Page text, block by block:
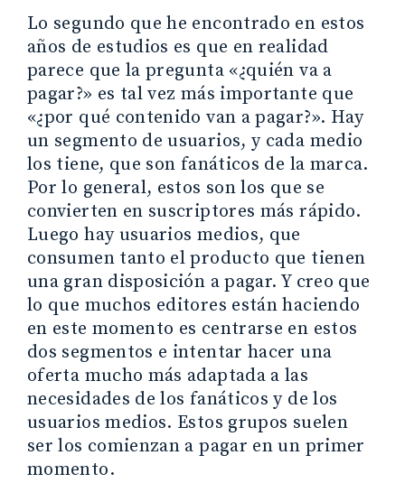
Lo segundo que he encontrado en estos
años de estudios es que en realidad
parece que la pregunta «¿quién va a
pagar?» es tal vez más importante que
«¿por qué contenido van a pagar?». Hay
un segmento de usuarios, y cada medio
los tiene, que son fanáticos de la marca.
Por lo general, estos son los que se
convierten en suscriptores más rápido.
Luego hay usuarios medios, que
consumen tanto el producto que tienen
una gran disposición a pagar. Y creo que
lo que muchos editores están haciendo
en este momento es centrarse en estos
dos segmentos e intentar hacer una
oferta mucho más adaptada a las
necesidades de los fanáticos y de los
usuarios medios. Estos grupos suelen
ser los comienzan a pagar en un primer
momento.